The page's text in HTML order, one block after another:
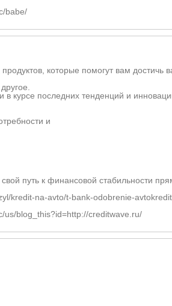
babe/
которые помогут вам достичь
курсе последних тенденций и
и
путь к финансовой стабильности
kredit-na-avto/t-bank-odobrenie-
us/blog_this?id=http://creditwave.ru/